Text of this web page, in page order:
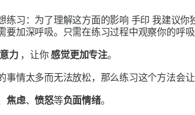
练习：为了理解这方面的影响 手印 我建议你
要加深呼吸。只需在练习过程中观察你的呼
力，让你感觉更加专注。
事情太多而无法放松，那么练习这个方法会
焦虑、愤怒等负面情绪。